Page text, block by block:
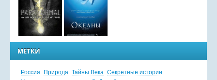
МЕТКИ
Россия Природа Тайны Века Секретные истории